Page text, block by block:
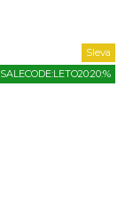
Sleva
SALECODE:LETO20:20:%